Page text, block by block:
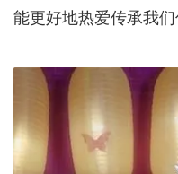
能更好地热爱传承我们